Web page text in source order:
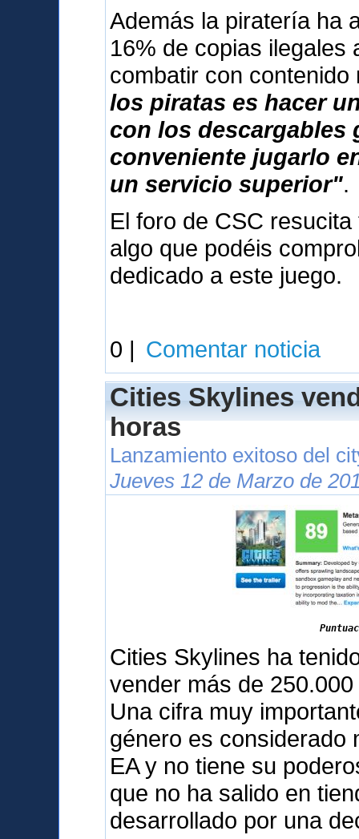
Además la piratería ha
16% de copias ilegales
combatir con
los piratas es hacer
con los descargables
conveniente jugarlo
un servicio superior".
El foro de CSC
algo que podéis
dedicado a este juego.
0 | Comentar noticia
Cities Skylines
horas
Lanzamiento exitoso del
Jueves 12 de Marzo de
Cities Skylines ha
vender más de
Una cifra muy
género es considerado
EA y no tiene su
que no ha salido en
desarrollado por una